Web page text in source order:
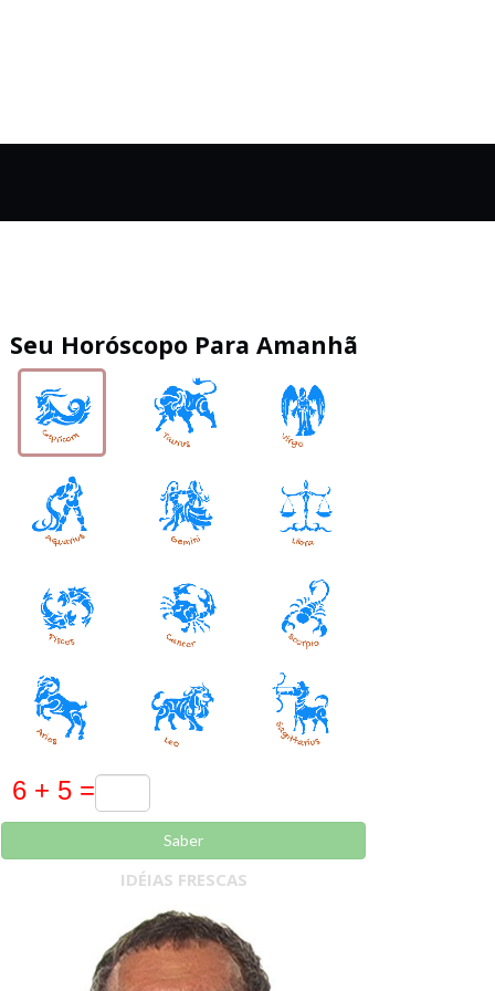
Seu Horóscopo Para Amanhã
Saber
IDÉIAS FRESCAS